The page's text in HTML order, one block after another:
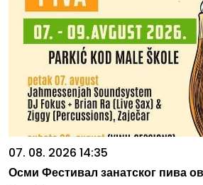
07. 08. 2026 14:35
Осми Фестивал занатског пива